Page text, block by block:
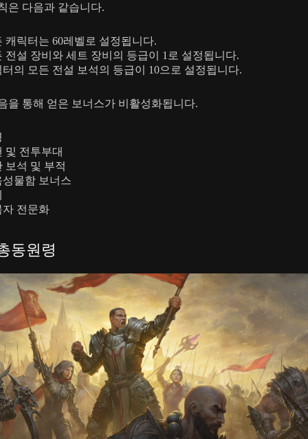
은 다음과 같습니다.
캐릭터는 60레벨로 설정됩니다.
전설 장비와 세트 장비의 등급이 1로 설정됩니다.
터의 모든 전설 보석의 등급이 10으로 설정됩니다.
을 통해 얻은 보너스가 비활성화됩니다.
및 전투부대
보석 및 부적
성물함 보너스
자 전문화
동원령